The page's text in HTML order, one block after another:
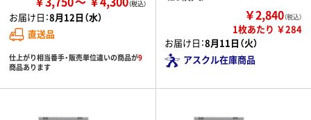
お届け日：8月12日（水）
直送品
仕上がり相当番手・販売単位違いの商品が9
商品あります
￥2,840（税込）
1枚あたり ￥284
お届け日：8月11日（火）
アスクル在庫商品